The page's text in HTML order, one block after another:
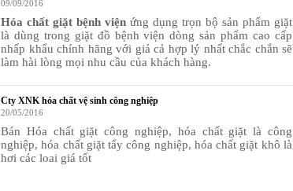
09/09/2016
Hóa chất giặt bệnh viện ứng dụng trọn bộ sản phẩm giặt
là dùng trong giặt đồ bệnh viện dòng sản phẩm cao cấp
nhấp khẩu chính hãng với giá cả hợp lý nhất chắc chắn sẽ
làm hài lòng mọi nhu cầu của khách hàng.
Cty XNK hóa chất vệ sinh công nghiệp
20/05/2016
Bán Hóa chất giặt công nghiệp, hóa chất giặt là công
nghiệp, hóa chất giặt tẩy công nghiệp, hóa chất giặt khô là
hơi các loai giá tốt